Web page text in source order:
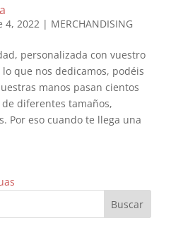
4, 2022| MERCHANDISING
personalizada con vuestro
que nos dedicamos, podéis
manos pasan cientos
diferentes tamaños,
Por eso cuando te llega una